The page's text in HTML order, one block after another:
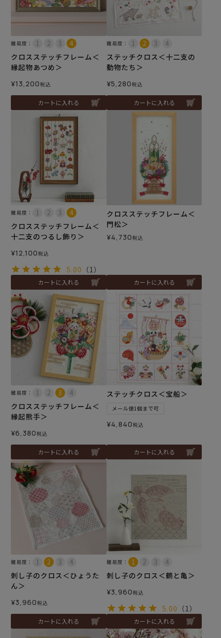
難易度：
クロスステッチフレーム＜
縁起物あつめ＞
¥13,200税込
カートに入れる
難易度：
ステッチクロス＜十二支の
動物たち＞
¥5,280税込
カートに入れる
難易度：
クロスステッチフレーム＜
十二支のつるし飾り＞
¥12,100税込
5.00 （1）
カートに入れる
クロスステッチフレーム＜
門松＞
¥4,730税込
カートに入れる
難易度：
クロスステッチフレーム＜
縁起熊手＞
¥6,380税込
カートに入れる
ステッチクロス＜宝船＞
メール便1個まで可
¥4,840税込
カートに入れる
難易度：
刺し子のクロス＜ひょうた
ん＞
¥3,960税込
カートに入れる
難易度：
刺し子のクロス＜鶴と亀＞
¥3,960税込
5.00 （1）
カートに入れる